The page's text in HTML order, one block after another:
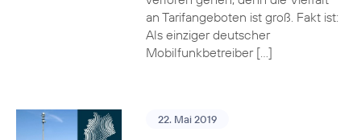
an Tarifangeboten ist groß. Fakt ist:
Als einziger deutscher
Mobilfunkbetreiber […]
22. Mai 2019